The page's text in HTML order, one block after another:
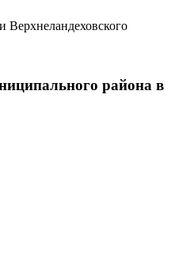
Верхнеландеховского
района в